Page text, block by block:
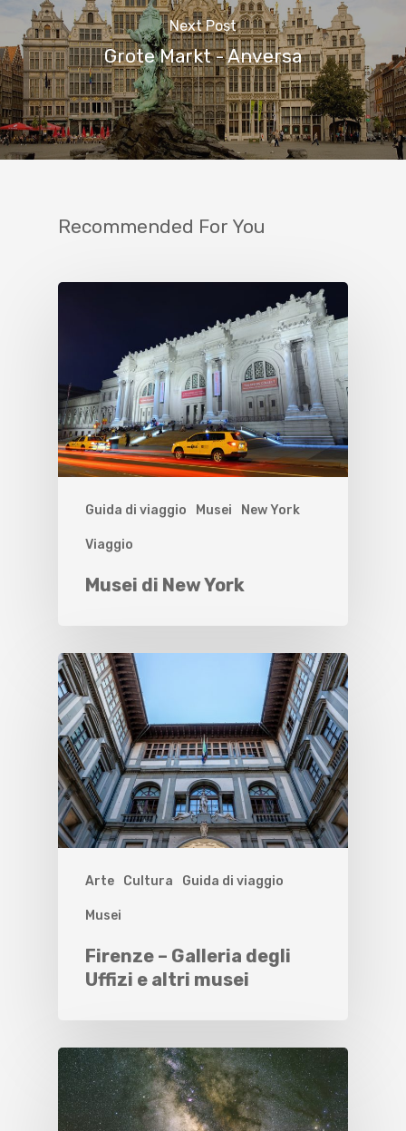
Next Post
Grote Markt - Anversa
Recommended For You
Guida di viaggio Musei New York
Viaggio
Musei di New York
Arte Cultura Guida di viaggio
Musei
Firenze – Galleria degli
Uffizi e altri musei